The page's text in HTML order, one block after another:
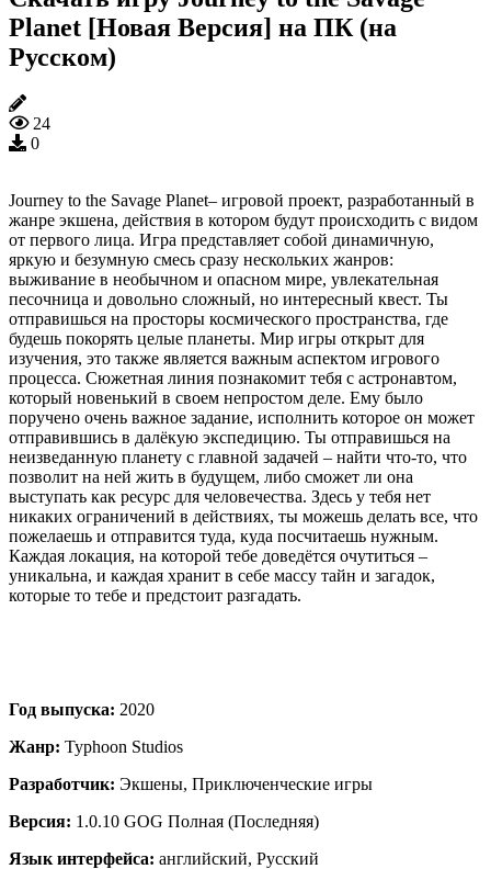
Planet [Новая Версия] на ПК (на
Русском)
24
0
Journey to the Savage Planet– игровой проект, разработанный в
жанре экшена, действия в котором будут происходить с видом
от первого лица. Игра представляет собой динамичную,
яркую и безумную смесь сразу нескольких жанров:
выживание в необычном и опасном мире, увлекательная
песочница и довольно сложный, но интересный квест. Ты
отправишься на просторы космического пространства, где
будешь покорять целые планеты. Мир игры открыт для
изучения, это также является важным аспектом игрового
процесса. Сюжетная линия познакомит тебя с астронавтом,
который новенький в своем непростом деле. Ему было
поручено очень важное задание, исполнить которое он может
отправившись в далёкую экспедицию. Ты отправишься на
неизведанную планету с главной задачей – найти что-то, что
позволит на ней жить в будущем, либо сможет ли она
выступать как ресурс для человечества. Здесь у тебя нет
никаких ограничений в действиях, ты можешь делать все, что
пожелаешь и отправится туда, куда посчитаешь нужным.
Каждая локация, на которой тебе доведётся очутиться –
уникальна, и каждая хранит в себе массу тайн и загадок,
которые то тебе и предстоит разгадать.
Год выпуска: 2020
Жанр: Typhoon Studios
Разработчик: Экшены, Приключенческие игры
Версия: 1.0.10 GOG Полная (Последняя)
Язык интерфейса: английский, Русский